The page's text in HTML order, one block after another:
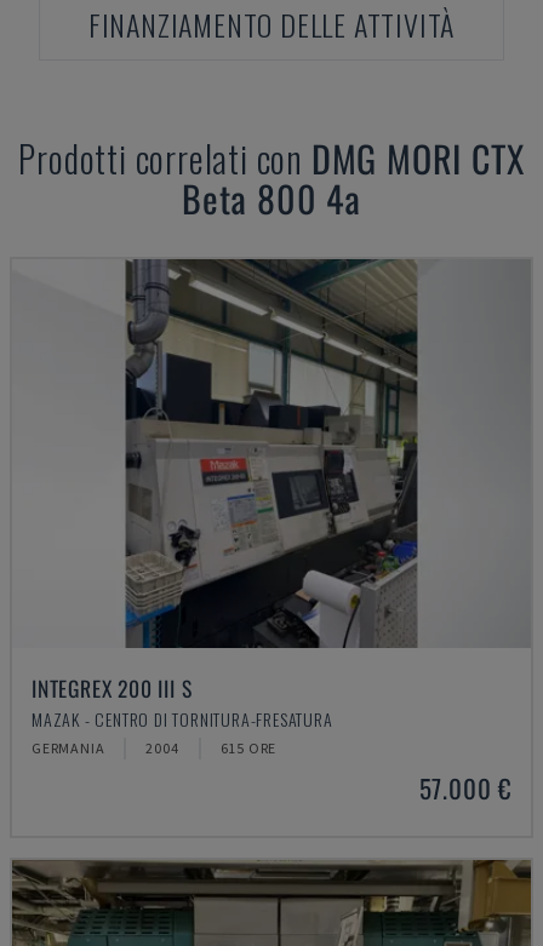
FINANZIAMENTO DELLE ATTIVITÀ
Prodotti correlati con DMG MORI CTX
Beta 800 4a
INTEGREX 200 III S
MAZAK - CENTRO DI TORNITURA-FRESATURA
GERMANIA 2004 615 ORE
57.000 €